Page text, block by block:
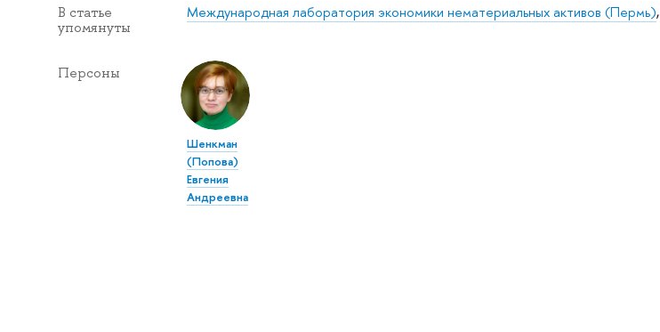
В статье
упомянуты
Международная лаборатория экономики нематериальных активов (Пермь),
Персоны
Шенкман
(Попова)
Евгения
Андреевна